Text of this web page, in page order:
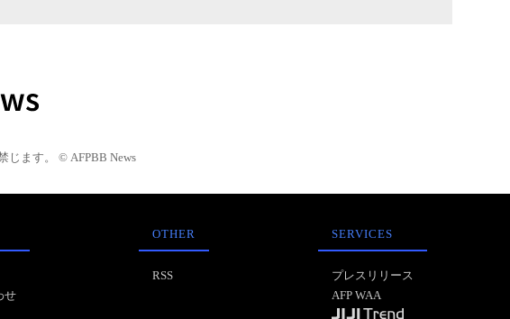
じます。 © AFPBB News
せ
OTHER
RSS
SERVICES
プレスリリース
AFP WAA